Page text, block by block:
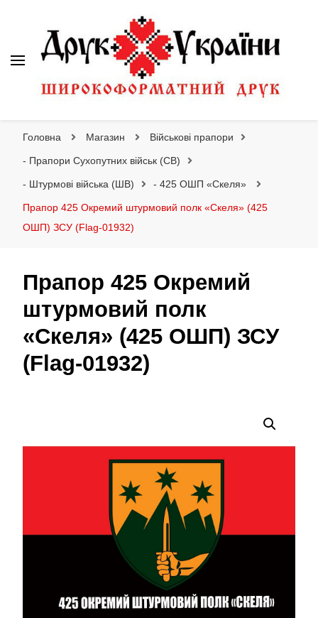
Головна Магазин Військові прапори
- Прапори Сухопутних військ (СВ)
- Штурмові війська (ШВ) - 425 ОШП «Скеля»
Прапор 425 Окремий штурмовий полк «Скеля» (425
ОШП) ЗСУ (Flag-01932)
Прапор 425 Окремий
штурмовий полк
«Скеля» (425 ОШП) ЗСУ
(Flag-01932)